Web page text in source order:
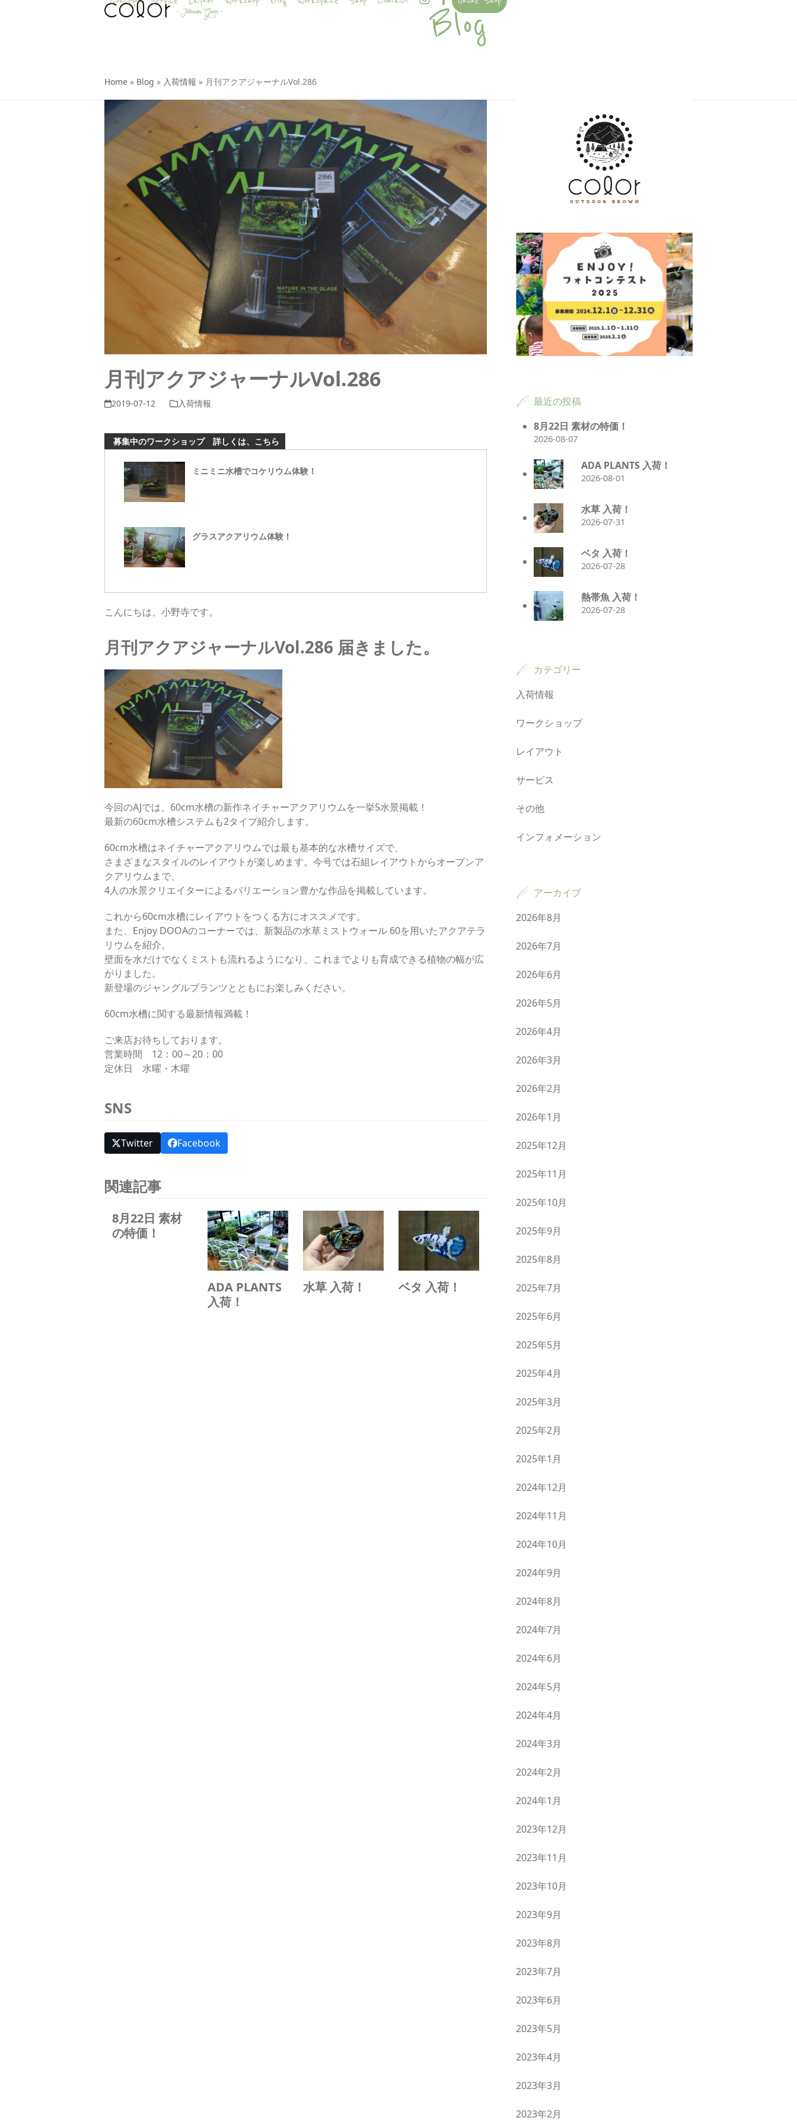
Blog
Home » Blog » 入荷情報 » 月刊アクアジャーナルVol.286
月刊アクアジャーナルVol.286
2019-07-12 入荷情報
募集中のワークショップ 詳しくは、こちら
ミニミニ水槽でコケリウム体験！
グラスアクアリウム体験！
こんにちは、小野寺です。
月刊アクアジャーナルVol.286 届きました。
今回のAJでは、60cm水槽の新作ネイチャーアクアリウムを一挙5水景掲載！
最新の60cm水槽システムも2タイプ紹介します。
60cm水槽はネイチャーアクアリウムでは最も基本的な水槽サイズで、
さまざまなスタイルのレイアウトが楽しめます。今号では石組レイアウトからオープンア
クアリウムまで、
4人の水景クリエイターによるバリエーション豊かな作品を掲載しています。
これから60cm水槽にレイアウトをつくる方にオススメです。
また、Enjoy DOOAのコーナーでは、新製品の水草ミストウォール 60を用いたアクアテラ
リウムを紹介。
壁面を水だけでなくミストも流れるようになり、これまでよりも育成できる植物の幅が広
がりました。
新登場のジャングルプランツとともにお楽しみください。
60cm水槽に関する最新情報満載！
ご来店お待ちしております。
営業時間 12：00～20：00
定休日 水曜・木曜
SNS
Twitter Facebook
関連記事
8月22日 素材
の特価！
ADA PLANTS
入荷！
水草 入荷！ ベタ 入荷！
最近の投稿
8月22日 素材の特価！
2026-08-07
ADA PLANTS 入荷！
2026-08-01
水草 入荷！
2026-07-31
ベタ 入荷！
2026-07-28
熱帯魚 入荷！
2026-07-28
カテゴリー
入荷情報
ワークショップ
レイアウト
サービス
その他
インフォメーション
アーカイブ
2026年8月
2026年7月
2026年6月
2026年5月
2026年4月
2026年3月
2026年2月
2026年1月
2025年12月
2025年11月
2025年10月
2025年9月
2025年8月
2025年7月
2025年6月
2025年5月
2025年4月
2025年3月
2025年2月
2025年1月
2024年12月
2024年11月
2024年10月
2024年9月
2024年8月
2024年7月
2024年6月
2024年5月
2024年4月
2024年3月
2024年2月
2024年1月
2023年12月
2023年11月
2023年10月
2023年9月
2023年8月
2023年7月
2023年6月
2023年5月
2023年4月
2023年3月
2023年2月